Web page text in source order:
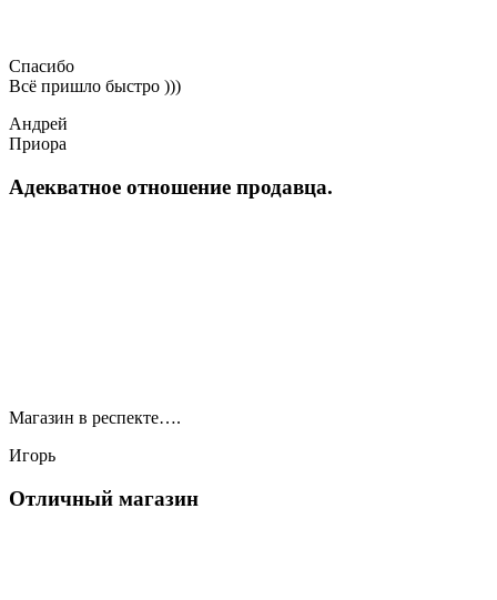
Спасибо
Всё пришло быстро )))
Андрей
Приора
Адекватное отношение продавца.
Магазин в респекте….
Игорь
Отличный магазин